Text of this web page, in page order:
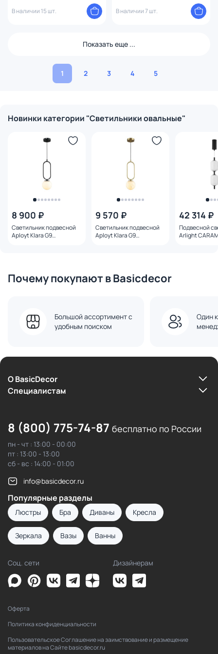
В наличии 15 шт.
В наличии 7 шт.
Показать еще ...
1 2 3 4 5
Новинки категории "Светильники овальные"
8 900 ₽
Светильник подвесной
Aployt Klara G9
9 570 ₽
Светильник подвесной
Aployt Klara G9
42 314 ₽
Подвесной
Arlight
Почему покупают в Basicdecor
Большой ассортимент с
удобным поиском
Один
О BasicDecor
Cпециалистам
8 (800) 775-74-87 бесплатно по России
пн - чт : 13:00 - 00:00
пт : 13:00 - 13:00
сб - вс : 14:00 - 01:00
info@basicdecor.ru
Популярные разделы
Люстры Бра Диваны Кресла
Зеркала Вазы Ванны
Соц. сети Дизайнерам
Оферта
Политика конфиденциальности
Пользовательское Соглашение на заимствование и размещение
материалов на Сайте basicdecor.ru